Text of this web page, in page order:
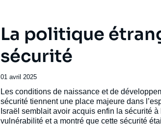
La politique
sécurité
Date
de
publication
01 avril 2025
Accroche
Les conditions de naissance et de
sécurité tiennent une place majeure dans
Israël semblait avoir acquis enfin la sécurité
vulnérabilité et a montré que cette sécurité